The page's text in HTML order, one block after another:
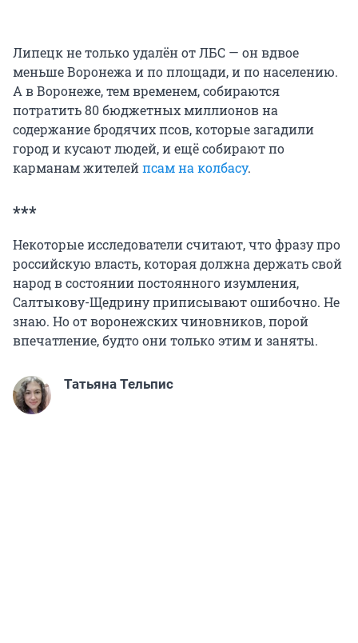
Липецк не только удалён от ЛБС — он вдвое
меньше Воронежа и по площади, и по населению.
А в Воронеже, тем временем, собираются
потратить 80 бюджетных миллионов на
содержание бродячих псов, которые загадили
город и кусают людей, и ещё собирают по
карманам жителейпсам на колбасу.
***
Некоторые исследователи считают, что фразу про
российскую власть, которая должна держать свой
народ в состоянии постоянного изумления,
Салтыкову-Щедрину приписывают ошибочно. Не
знаю. Но от воронежских чиновников, порой
впечатление, будто они только этим и заняты.
Татьяна Тельпис